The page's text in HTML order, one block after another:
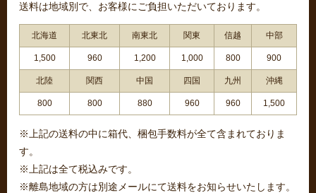
送料は地域別で、お客様にご負担いただいております。
北海道 北東北 南東北 関東 信越 中部
1,500 960 1,200 1,000 800 900
北陸 関西 中国 四国 九州 沖縄
800 800 880 960 960 1,500
※上記の送料の中に箱代、梱包手数料が全て含まれておりま
す。
※上記は全て税込みです。
※離島地域の方は別途メールにて送料をお知らせいたします。